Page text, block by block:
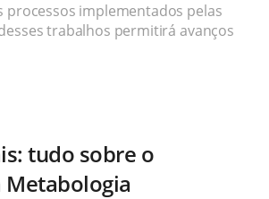
processos implementados pelas
trabalhos permitirá avanços
tudo sobre o
Metabologia